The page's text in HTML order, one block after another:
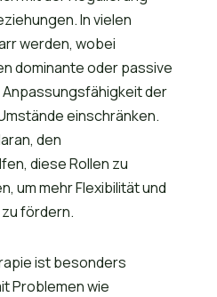
In vielen
werden, wobei
dominante oder passive
Anpassungsfähigkeit der
einschränken.
den
diese Rollen zu
um mehr Flexibilität und
fördern.
ist besonders
Problemen wie